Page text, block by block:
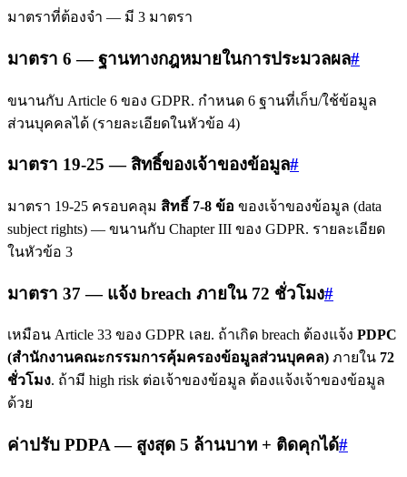
มาตราที่ต้องจำ — มี 3 มาตรา
มาตรา 6 — ฐานทางกฎหมายในการประมวลผล#
ขนานกับ Article 6 ของ GDPR. กำหนด 6 ฐานที่เก็บ/ใช้ข้อมูล
ส่วนบุคคลได้ (รายละเอียดในหัวข้อ 4)
มาตรา 19-25 — สิทธิ์ของเจ้าของข้อมูล#
มาตรา 19-25 ครอบคลุม สิทธิ์ 7-8 ข้อ ของเจ้าของข้อมูล (data
subject rights) — ขนานกับ Chapter III ของ GDPR. รายละเอียด
ในหัวข้อ 3
มาตรา 37 — แจ้ง breach ภายใน 72 ชั่วโมง#
เหมือน Article 33 ของ GDPR เลย. ถ้าเกิด breach ต้องแจ้ง PDPC
(สำนักงานคณะกรรมการคุ้มครองข้อมูลส่วนบุคคล) ภายใน 72
ชั่วโมง. ถ้ามี high risk ต่อเจ้าของข้อมูล ต้องแจ้งเจ้าของข้อมูล
ด้วย
ค่าปรับ PDPA — สูงสุด 5 ล้านบาท + ติดคุกได้#